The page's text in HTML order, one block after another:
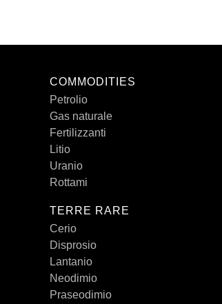
COMMODITIES
Petrolio
Gas naturale
Fertilizzanti
Litio
Uranio
Rottami
TERRE RARE
Cerio
Disprosio
Lantanio
Neodimio
Praseodimio